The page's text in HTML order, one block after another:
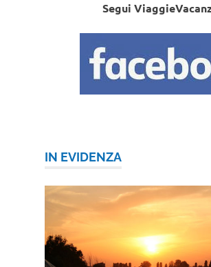
Segui
IN EVIDENZA